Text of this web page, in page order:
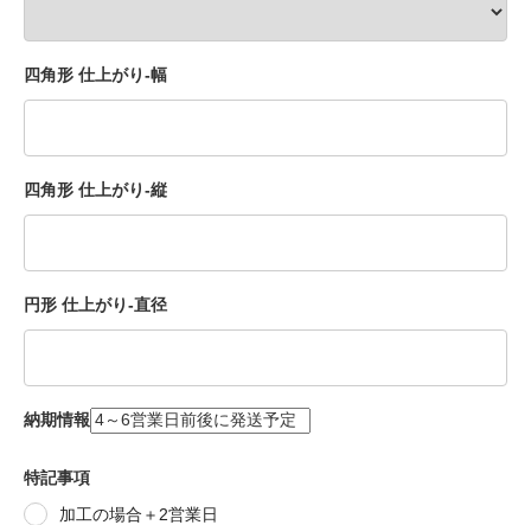
四角形 仕上がり-幅
四角形 仕上がり-縦
円形 仕上がり-直径
納期情報
特記事項
加工の場合＋2営業日